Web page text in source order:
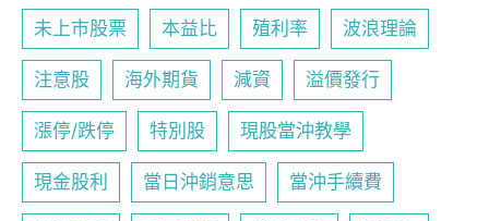
未上市股票 本益比 殖利率 波浪理論
注意股 海外期貨 減資 溢價發行
漲停/跌停 特別股 現股當沖教學
現金股利 當日沖銷意思 當沖手續費